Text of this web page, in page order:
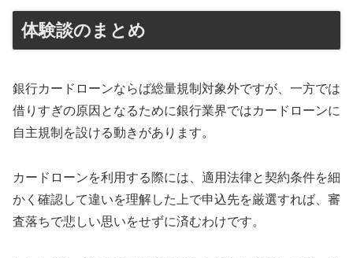
体験談のまとめ
銀行カードローンならば総量規制対象外ですが、一方では
借りすぎの原因となるために銀行業界ではカードローンに
自主規制を設ける動きがあります。
カードローンを利用する際には、適用法律と契約条件を細
かく確認して違いを理解した上で申込先を厳選すれば、審
査落ちで悲しい思いをせずに済むわけです。